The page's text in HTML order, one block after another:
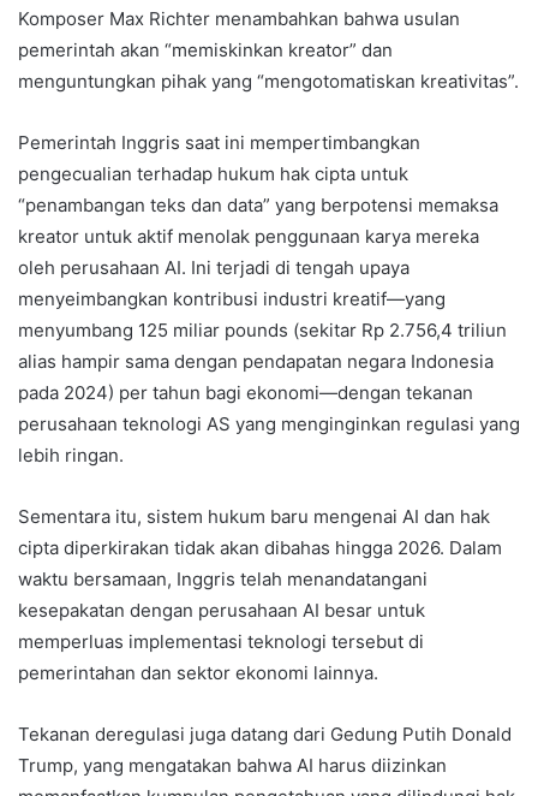
Komposer Max Richter menambahkan bahwa usulan
pemerintah akan “memiskinkan kreator” dan
menguntungkan pihak yang “mengotomatiskan kreativitas”.
Pemerintah Inggris saat ini mempertimbangkan
pengecualian terhadap hukum hak cipta untuk
“penambangan teks dan data” yang berpotensi memaksa
kreator untuk aktif menolak penggunaan karya mereka
oleh perusahaan AI. Ini terjadi di tengah upaya
menyeimbangkan kontribusi industri kreatif—yang
menyumbang 125 miliar pounds (sekitar Rp 2.756,4 triliun
alias hampir sama dengan pendapatan negara Indonesia
pada 2024) per tahun bagi ekonomi—dengan tekanan
perusahaan teknologi AS yang menginginkan regulasi yang
lebih ringan.
Sementara itu, sistem hukum baru mengenai AI dan hak
cipta diperkirakan tidak akan dibahas hingga 2026. Dalam
waktu bersamaan, Inggris telah menandatangani
kesepakatan dengan perusahaan AI besar untuk
memperluas implementasi teknologi tersebut di
pemerintahan dan sektor ekonomi lainnya.
Tekanan deregulasi juga datang dari Gedung Putih Donald
Trump, yang mengatakan bahwa AI harus diizinkan